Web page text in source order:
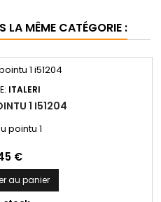
LA MÊME CATÉGORIE :
ITALERI
1 I51204
pointu 1
€
au panier